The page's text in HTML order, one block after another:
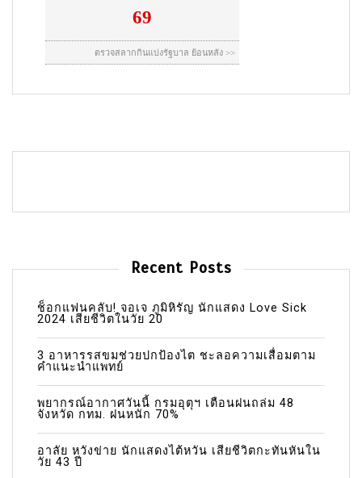
Recent Posts
ช็อกแฟนคลับ! จอเจ ภูมิหิรัญ นักแสดง Love Sick
2024 เสียชีวิตในวัย 20
3 อาหารรสขมช่วยปกป้องไต ชะลอความเสื่อมตาม
คำแนะนำแพทย์
พยากรณ์อากาศวันนี้ กรมอุตุฯ เตือนฝนถล่ม 48
จังหวัด กทม. ฝนหนัก 70%
อาลัย หวังข่าย นักแสดงไต้หวัน เสียชีวิตกะทันหันใน
วัย 43 ปี